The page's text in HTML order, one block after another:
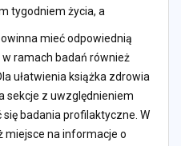
tygodniem życia, a
mieć odpowiednią
ramach badań również
ułatwienia książka zdrowia
sekcje z uwzględnieniem
badania profilaktyczne. W
miejsce na informacje o